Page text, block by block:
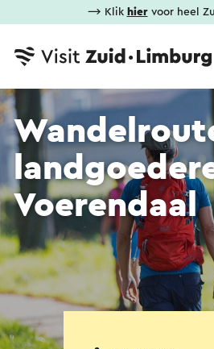
⟶ Klik hiervoor heel
Voerendaal